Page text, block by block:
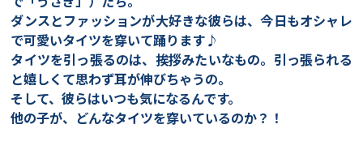
ダンスとファッションが大好きな彼らは、今日もオシャレ
で可愛いタイツを穿いて踊ります♪
タイツを引っ張るのは、挨拶みたいなもの。引っ張られる
と嬉しくて思わず耳が伸びちゃうの。
そして、彼らはいつも気になるんです。
他の子が、どんなタイツを穿いているのか？！